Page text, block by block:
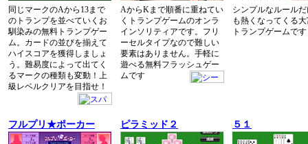
同じマークのAから13まで
のトランプを並べていくお
馴染みの無料トランプゲー
ム。カードの並びを揃えて
ハイスコアを獲得しましょ
う。難易度によって出てく
るマークの種類も変動！上
級レベルクリアを目指せ！
AからKまで順番に重ねてい
くトランプゲームのオンラ
インソリティアです。フリ
ーセルタイプなので難しい
要素はありません。手軽に
遊べる無料フラッシュゲー
ムです
シンプルなルール
も熱くなってくる
トランプゲームです
フルプリ★ポーカー ピラミッド２ ５１